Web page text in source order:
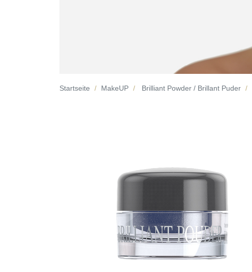
Startseite MakeUP Brilliant Powder / Brillant Puder